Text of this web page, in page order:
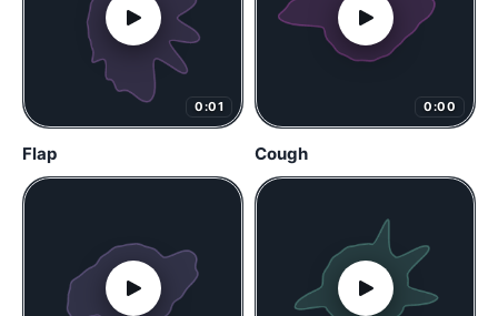
0:01
Flap
0:00
Cough